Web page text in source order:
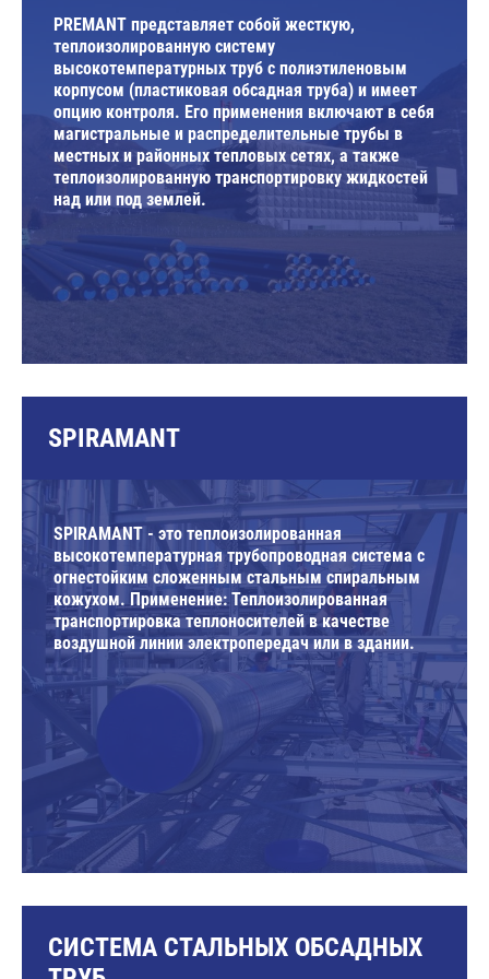
PREMANT представляет собой жесткую,
теплоизолированную систему
высокотемпературных труб с полиэтиленовым
корпусом (пластиковая обсадная труба) и имеет
опцию контроля. Его применения включают в себя
магистральные и распределительные трубы в
местных и районных тепловых сетях, а также
теплоизолированную транспортировку жидкостей
над или под землей.
SPIRAMANT
SPIRAMANT - это теплоизолированная
высокотемпературная трубопроводная система с
огнестойким сложенным стальным спиральным
кожухом. Применение: Теплоизолированная
транспортировка теплоносителей в качестве
воздушной линии электропередач или в здании.
СИСТЕМА СТАЛЬНЫХ ОБСАДНЫХ